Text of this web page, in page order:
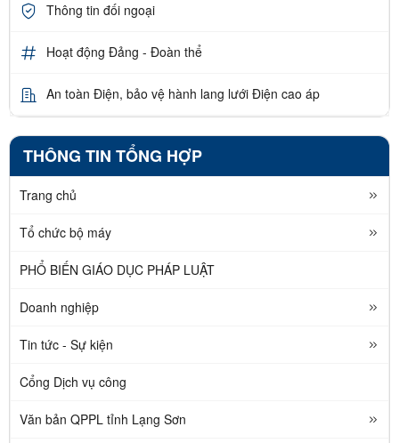
Thông tin đối ngoại
Hoạt động Đảng - Đoàn thể
An toàn Điện, bảo vệ hành lang lưới Điện cao áp
THÔNG TIN TỔNG HỢP
Trang chủ
Tổ chức bộ máy
PHỔ BIẾN GIÁO DỤC PHÁP LUẬT
Doanh nghiệp
Tin tức - Sự kiện
Cổng Dịch vụ công
Văn bản QPPL tỉnh Lạng Sơn